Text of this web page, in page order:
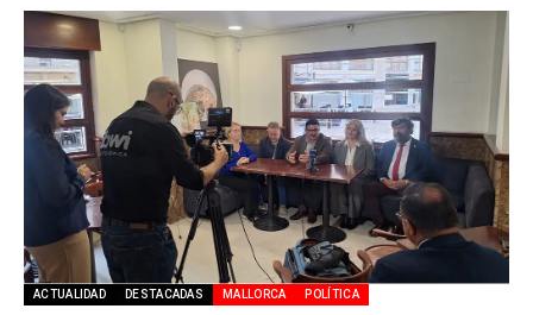
ACTUALIDAD DESTACADAS MALLORCA POLÍTICA